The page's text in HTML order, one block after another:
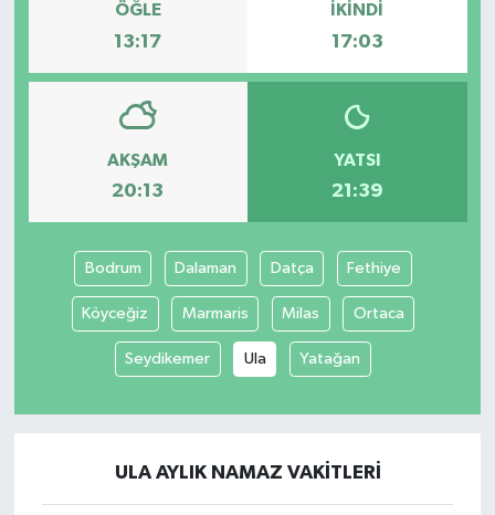
ÖĞLE
13:17
İKINDI
17:03
AKŞAM
20:13
YATSI
21:39
Bodrum Dalaman Datça Fethiye
Köyceğiz Marmaris Milas Ortaca
Seydikemer Ula Yatağan
ULA AYLIK NAMAZ VAKITLERI